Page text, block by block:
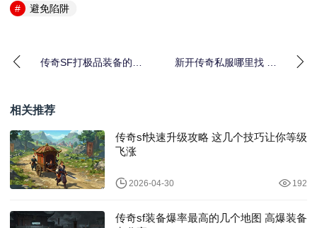
避免陷阱
传奇SF打极品装备的几
新开传奇私服哪里找 先
相关推荐
传奇sf快速升级攻略 这几个技巧让你等级
飞涨
2026-04-30 192
传奇sf装备爆率最高的几个地图 高爆装备